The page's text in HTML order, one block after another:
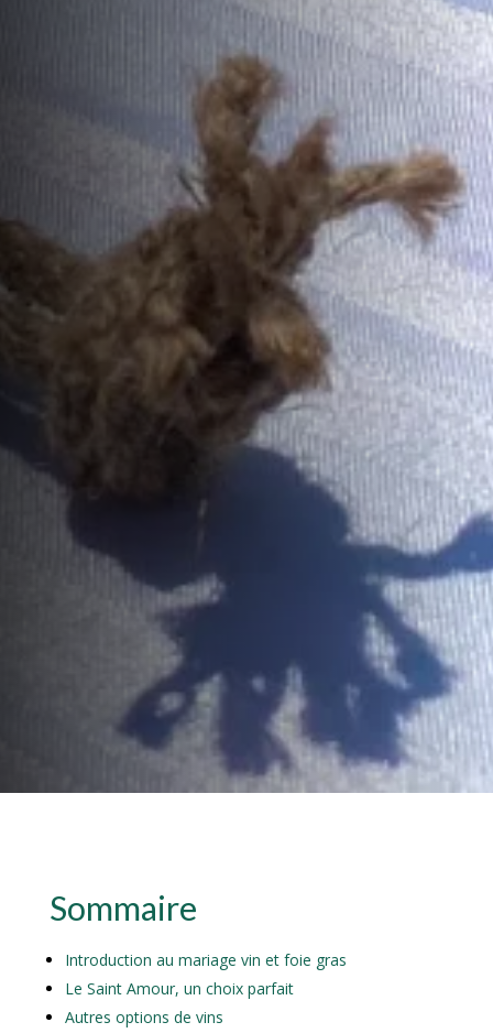
Sommaire
Introduction au mariage vin et foie gras
Le Saint Amour, un choix parfait
Autres options de vins